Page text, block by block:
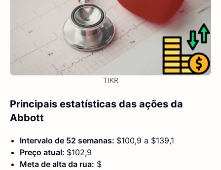
TIKR
Principais estatísticas das ações da
Abbott
Intervalo de 52 semanas: $100,9 a $139,1
Preço atual: $102,9
Meta de alta da rua: $